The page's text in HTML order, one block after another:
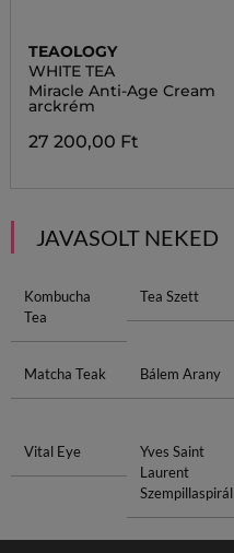
TEAOLOGY
WHITE TEA
Miracle Anti-Age Cream
arckrém
27 200,00 Ft
JAVASOLT NEKED
Kombucha
Tea
Tea Szett
Matcha Teak Bálem Arany
Vital Eye
Yves Saint
Laurent
Szempillaspirál